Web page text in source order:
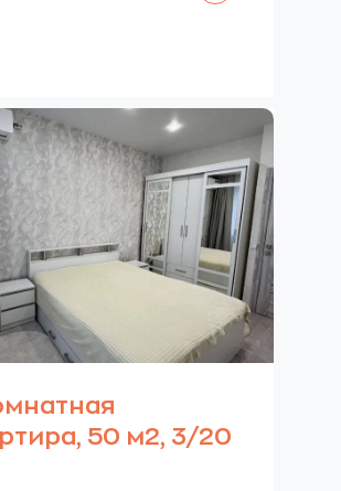
50 м2, 3/20